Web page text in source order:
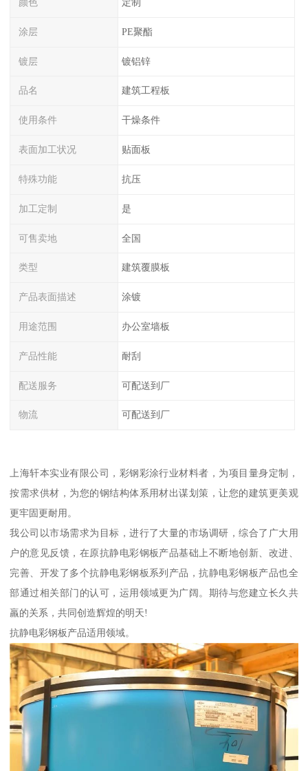
涂层 PE聚酯
镀层 镀铝锌
品名 建筑工程板
使用条件 干燥条件
表面加工状况 贴面板
特殊功能 抗压
加工定制 是
可售卖地 全国
类型 建筑覆膜板
产品表面描述 涂镀
用途范围 办公室墙板
产品性能 耐刮
配送服务 可配送到厂
物流 可配送到厂
上海轩本实业有限公司，彩钢彩涂行业材料者，为项目量身定制，
按需求供材，为您的钢结构体系用材出谋划策，让您的建筑更美观
更牢固更耐用。
我公司以市场需求为目标，进行了大量的市场调研，综合了广大用
户的意见反馈，在原抗静电彩钢板产品基础上不断地创新、改进、
完善、开发了多个抗静电彩钢板系列产品，抗静电彩钢板产品也全
部通过相关部门的认可，运用领域更为广阔。期待与您建立长久共
羸的关系，共同创造辉煌的明天!
抗静电彩钢板产品适用领域。